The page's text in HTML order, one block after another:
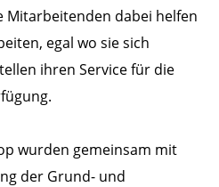
Mitarbeitenden dabei helfen
egal wo sie sich
ihren Service für die
wurden gemeinsam mit
der Grund- und